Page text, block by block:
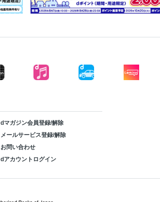
dマガジン会員登録/解除
メールサービス登録/解除
お問い合わせ
dアカウントログイン